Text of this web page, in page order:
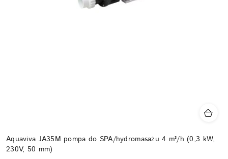
Aquaviva JA35M pompa do SPA/hydromasażu 4 m³/h (0,3 kW,
230V, 50 mm)